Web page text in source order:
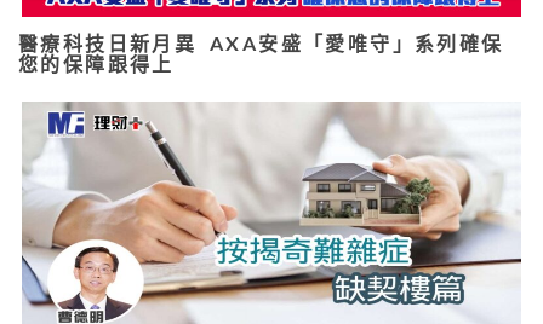
醫療科技日新月異 AXA安盛「愛唯守」系列確保
您的保障跟得上